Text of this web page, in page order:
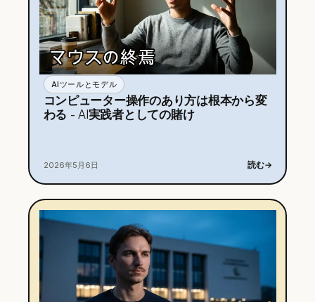
AIツールとモデル
コンピューター操作のあり方は根本から変
わる - AI実践者としての賭け
2026年5月6日 読む→